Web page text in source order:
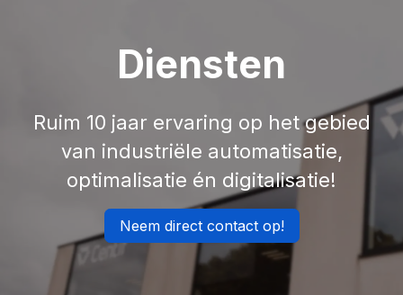
Diensten
Ruim 10 jaar ervaring op het gebied
van industriële automatisatie,
optimalisatie én digitalisatie!
Neem direct contact op!